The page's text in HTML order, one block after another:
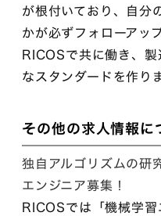
が根付いており、自分
かが必ずフォローアッ
RICOSで共に働き、
なスタンダードを作り
その他の求人情報に
独自アルゴリズムの研
エンジニア募集！
RICOSでは「機械学